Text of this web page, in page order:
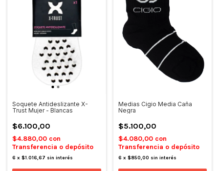
Soquete Antideslizante X-
Trust Mujer - Blancas
$6.100,00
$4.880,00 con
Transferencia o depósito
6 x $1.016,67 sin interés
Medias Cigio Media Caña
Negra
$5.100,00
$4.080,00 con
Transferencia o depósito
6 x $850,00 sin interés